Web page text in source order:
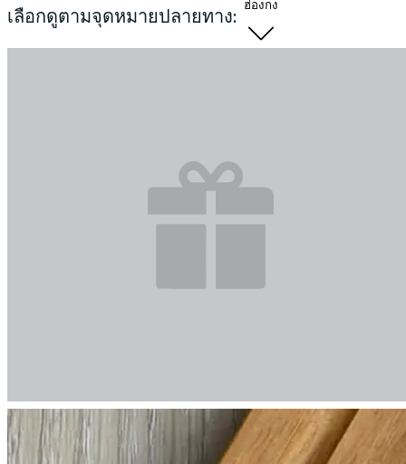
เลือกดูตามจุดหมายปลายทาง: